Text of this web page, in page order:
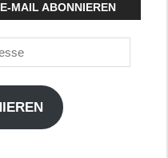
MAIL ABONNIEREN